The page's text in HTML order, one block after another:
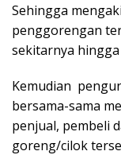
Sehingga
penggorengan
sekitarnya
Kemudian
bersama-sama
penjual, pembeli
goreng/cilok